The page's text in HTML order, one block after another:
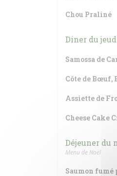
Chou Praliné
Diner du
Samossa de
Côte de Bœuf,
Assiette de
Cheese Cake
Déjeuner du
Menu de Noël
Saumon fumé